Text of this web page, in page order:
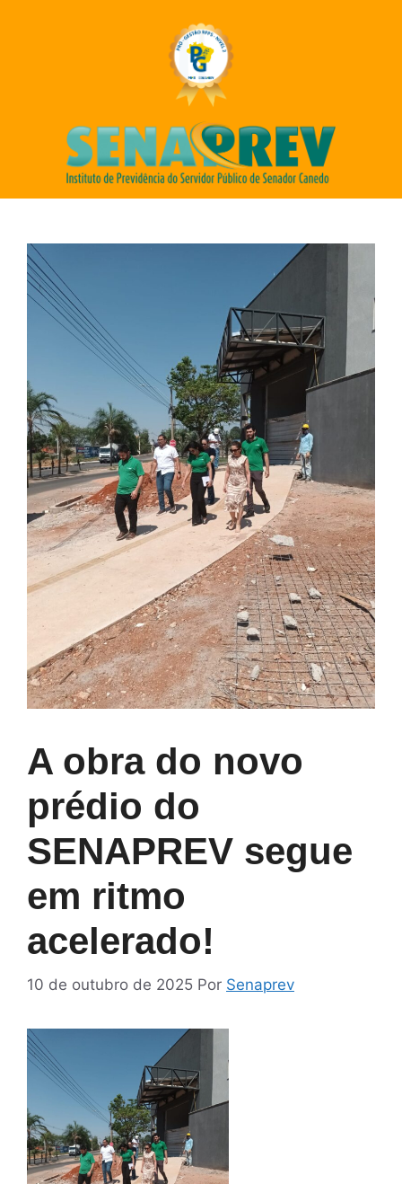
A obra do novo
prédio do
SENAPREV segue
em ritmo
acelerado!
10 de outubro de 2025 Por Senaprev